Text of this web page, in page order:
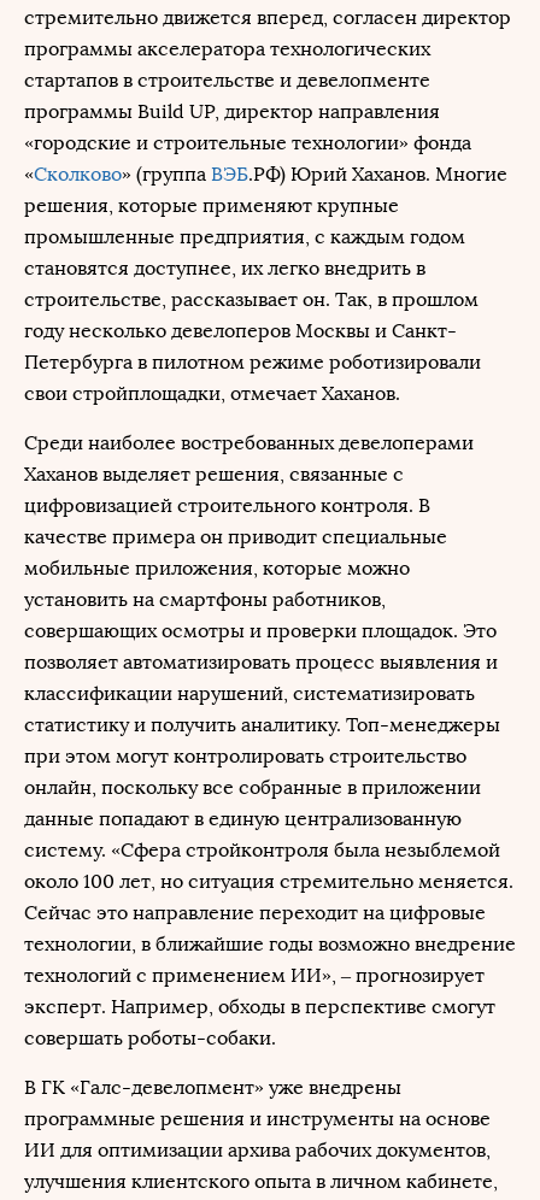
стремительно движется вперед, согласен директор
программы акселератора технологических
стартапов в строительстве и девелопменте
программы Build UP, директор направления
«городские и строительные технологии» фонда
«Сколково» (группа ВЭБ.РФ) Юрий Хаханов. Многие
решения, которые применяют крупные
промышленные предприятия, с каждым годом
становятся доступнее, их легко внедрить в
строительстве, рассказывает он. Так, в прошлом
году несколько девелоперов Москвы и Санкт-
Петербурга в пилотном режиме роботизировали
свои стройплощадки, отмечает Хаханов.
Среди наиболее востребованных девелоперами
Хаханов выделяет решения, связанные с
цифровизацией строительного контроля. В
качестве примера он приводит специальные
мобильные приложения, которые можно
установить на смартфоны работников,
совершающих осмотры и проверки площадок. Это
позволяет автоматизировать процесс выявления и
классификации нарушений, систематизировать
статистику и получить аналитику. Топ-менеджеры
при этом могут контролировать строительство
онлайн, поскольку все собранные в приложении
данные попадают в единую централизованную
систему. «Сфера стройконтроля была незыблемой
около 100 лет, но ситуация стремительно меняется.
Сейчас это направление переходит на цифровые
технологии, в ближайшие годы возможно внедрение
технологий с применением ИИ», – прогнозирует
эксперт. Например, обходы в перспективе смогут
совершать роботы-собаки.
В ГК «Галс-девелопмент» уже внедрены
программные решения и инструменты на основе
ИИ для оптимизации архива рабочих документов,
улучшения клиентского опыта в личном кабинете,